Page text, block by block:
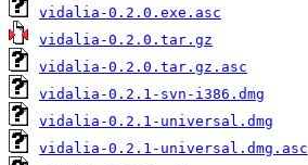
vidalia-0.2.0.exe.asc
vidalia-0.2.0.tar.gz
vidalia-0.2.0.tar.gz.asc
vidalia-0.2.1-svn-i386.dmg
vidalia-0.2.1-universal.dmg
vidalia-0.2.1-universal.dmg.asc